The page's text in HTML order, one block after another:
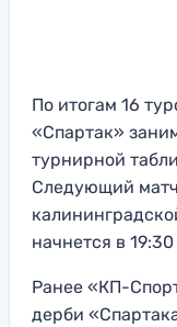
По итогам 16
«Спартак»
турнирной
Следующий
начнется в
Ранее «КП-
дерби